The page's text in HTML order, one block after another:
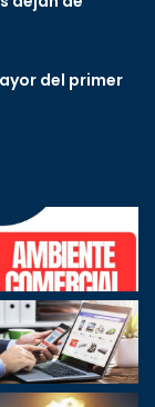
del primer